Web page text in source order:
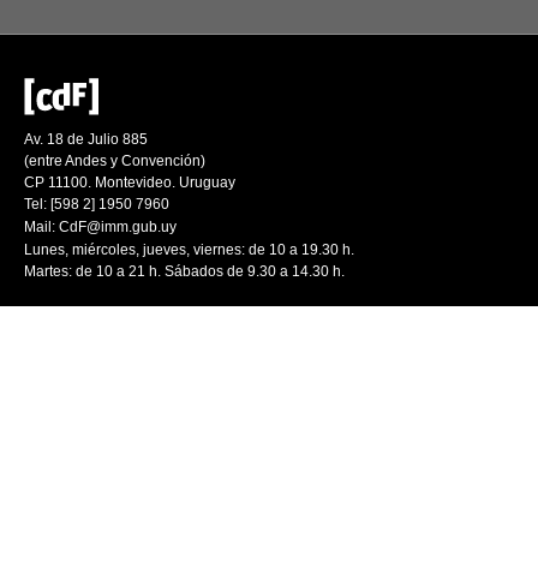
Av. 18 de Julio 885
(entre Andes y Convención)
CP 11100. Montevideo. Uruguay
Tel: [598 2] 1950 7960
Mail: CdF@imm.gub.uy
Lunes, miércoles, jueves, viernes: de 10 a 19.30 h.
Martes: de 10 a 21 h. Sábados de 9.30 a 14.30 h.